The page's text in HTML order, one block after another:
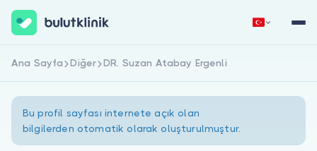
Hemen Kaydol Giriş Yap
Ana Sayfa Diğer DR. Suzan Atabay Ergenli
Bu profil sayfası internete açık olan
bilgilerden otomatik olarak oluşturulmuştur.